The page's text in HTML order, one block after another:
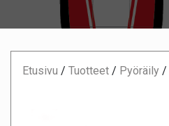
Etusivu / Tuotteet / Pyöräily /